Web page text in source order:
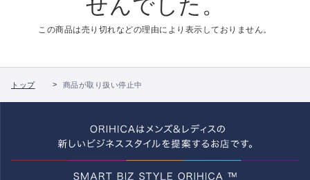
せんでした。
この商品は売り切れなどの理由により表示しておりません。
トップ 商品が取り扱い停止中